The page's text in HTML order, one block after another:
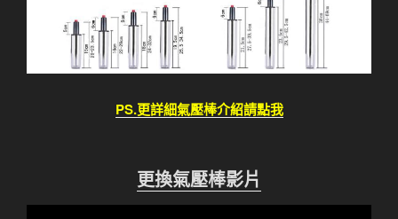
PS.更詳細氣壓棒介紹請點我
更換氣壓棒影片